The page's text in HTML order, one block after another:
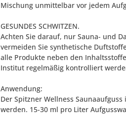
Mischung unmittelbar vor jedem
GESUNDES SCHWITZEN.
Achten Sie darauf, nur Sauna- und
vermeiden Sie synthetische
alle Produkte neben den
Institut regelmäßig kontrolliert
Anwendung:
Der Spitzner Wellness
werden. 15-30 ml pro Liter